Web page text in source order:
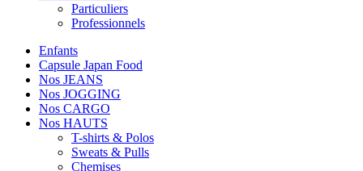
Particuliers
Professionnels
Enfants
Capsule Japan Food
Nos JEANS
Nos JOGGING
Nos CARGO
Nos HAUTS
T-shirts & Polos
Sweats & Pulls
Chemises